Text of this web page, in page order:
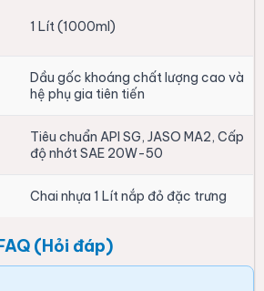
1 Lít (1000ml)
Dầu gốc khoáng chất lượng cao và
hệ phụ gia tiên tiến
Tiêu chuẩn API SG, JASO MA2, Cấp
độ nhớt SAE 20W-50
Chai nhựa 1 Lít nắp đỏ đặc trưng
(Hỏi đáp)